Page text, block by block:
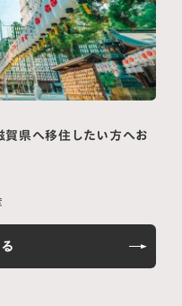
賀県へ移住したい方へお